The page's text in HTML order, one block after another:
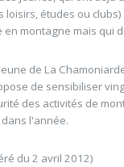
loisirs, études ou
en montagne mais qui
de La
de sensibiliser
des activités de
l'année.
du 2 avril 2012)